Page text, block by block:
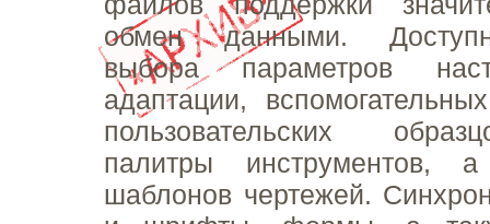
обмен данными.
выбора параметров
адаптации,
пользовательских
палитры инструментов,
шаблонов чертежей.